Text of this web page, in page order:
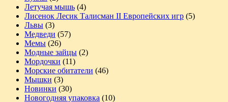
Летучая мышь (4)
Лисенок Лесик Талисман II Европейских игр (5)
Львы (3)
Медведи (57)
Мемы (26)
Модные зайцы (2)
Мордочки (11)
Морские обитатели (46)
Мышки (3)
Новинки (30)
Новогодняя упаковка (10)